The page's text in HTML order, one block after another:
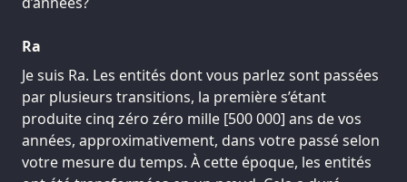
Ra
Je suis Ra. Les entités dont vous parlez sont passées
par plusieurs transitions, la première s’étant
produite cinq zéro zéro mille [500 000] ans de vos
années, approximativement, dans votre passé selon
votre mesure du temps. À cette époque, les entités